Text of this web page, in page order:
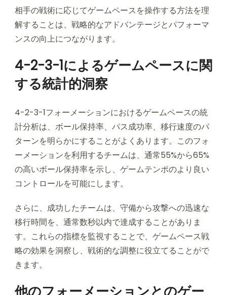
相手の戦術に応じてゲームペースを操作する方法を理
解することは、戦略的なアドバンテージとパフォーマ
ンスの向上につながります。
4-2-3-1によるゲームペースに関
する統計的洞察
4-2-3-1フォーメーションにおけるゲームペースの統
計分析は、ボール保持率、パス成功率、移行速度のパ
ターンを明らかにすることがよくあります。このフォ
ーメーションを利用するチームは、通常55%から65%
の高いボール保持率を示し、ゲームテンポのより良い
コントロールを可能にします。
さらに、成功したチームは、守備から攻撃への迅速な
移行時間を、通常数秒以内で達成することがありま
す。これらの指標を監視することで、ゲームペース戦
略の効果を洞察し、戦術的な調整に役立てることがで
きます。
他のフォーメーションとのゲー